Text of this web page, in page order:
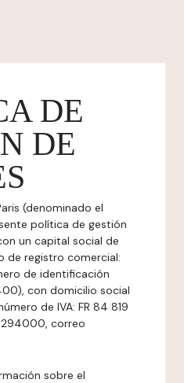
DE
DE
(denominado el
política de gestión
un capital social de
de registro comercial:
de identificación
con domicilio social
de IVA: FR 84 819
correo
sobre el